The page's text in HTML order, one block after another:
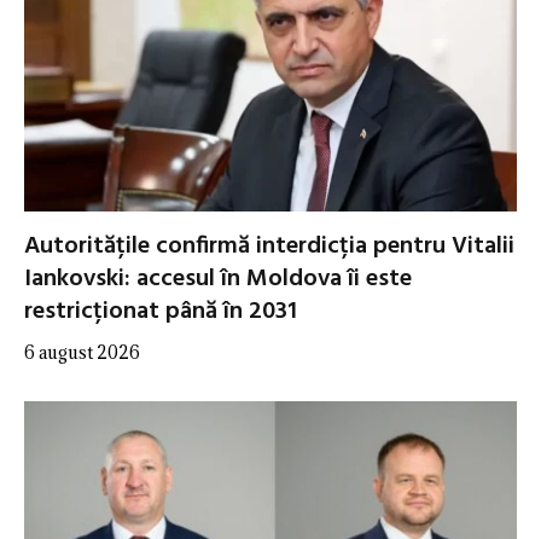
Autoritățile confirmă interdicția pentru Vitalii
Iankovski: accesul în Moldova îi este
restricționat până în 2031
6 august 2026